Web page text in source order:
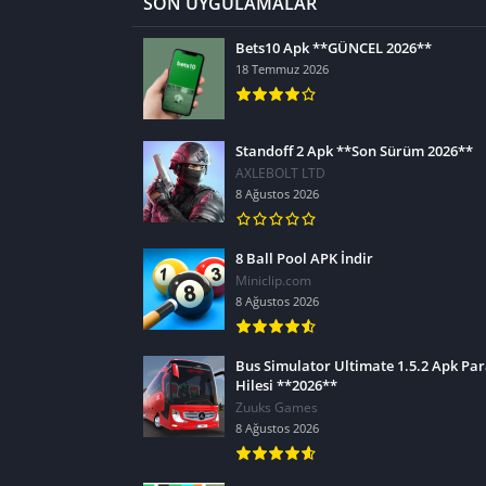
Bets10 Apk **GÜNCEL 2026**
18 Temmuz 2026
Standoff 2 Apk **Son Sürüm 2026**
AXLEBOLT LTD
8 Ağustos 2026
8 Ball Pool APK İndir
Miniclip.com
8 Ağustos 2026
Bus Simulator Ultimate 1.5.2 Apk
Hilesi **2026**
Zuuks Games
8 Ağustos 2026